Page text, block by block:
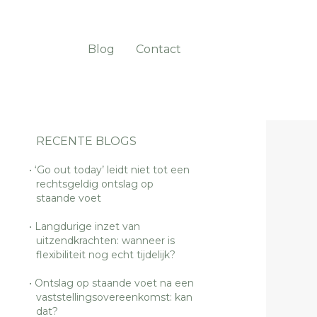
Blog Contact
RECENTE BLOGS
‘Go out today’ leidt niet tot een
rechtsgeldig ontslag op
staande voet
Langdurige inzet van
uitzendkrachten: wanneer is
flexibiliteit nog echt tijdelijk?
Ontslag op staande voet na een
vaststellingsovereenkomst: kan
dat?